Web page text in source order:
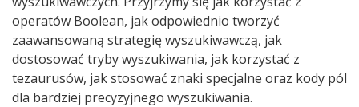
operatów Boolean, jak odpowiednio tworzyć
zaawansowaną strategię wyszukiwawczą, jak
dostosować tryby wyszukiwania, jak korzystać z
tezaurusów, jak stosować znaki specjalne oraz kody pól
dla bardziej precyzyjnego wyszukiwania.